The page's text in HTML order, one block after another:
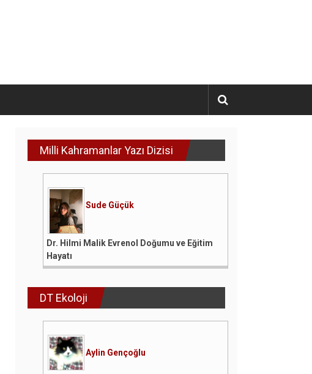
Milli Kahramanlar Yazı Dizisi
Sude Güçük
Dr. Hilmi Malik Evrenol Doğumu ve Eğitim
Hayatı
DT Ekoloji
Aylin Gençoğlu